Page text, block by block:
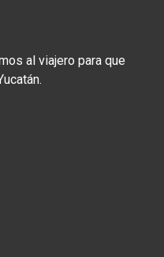
al viajero para que